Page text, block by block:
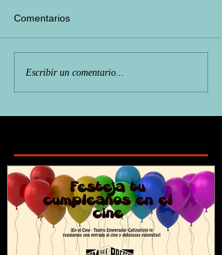
Comentarios
Escribir un comentario...